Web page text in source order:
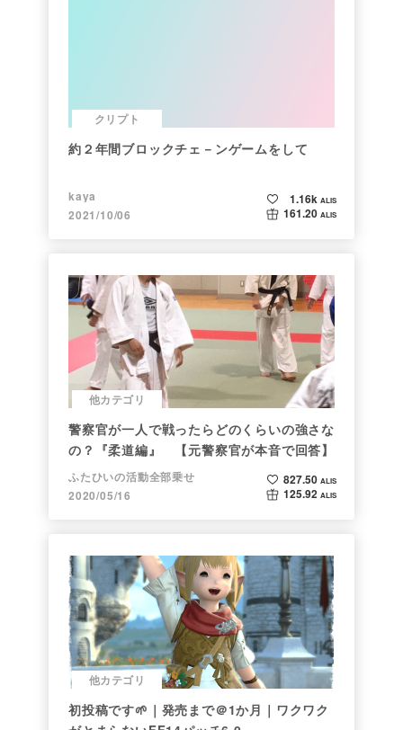
クリプト
約２年間ブロックチェ－ンゲームをして
kaya
2021/10/06
1.16k ALIS
161.20 ALIS
他カテゴリ
警察官が一人で戦ったらどのくらいの強さな
の？『柔道編』 【元警察官が本音で回答】
ふたひいの活動全部乗せ
2020/05/16
827.50 ALIS
125.92 ALIS
他カテゴリ
初投稿です🌱｜発売まで＠1か月｜ワクワク